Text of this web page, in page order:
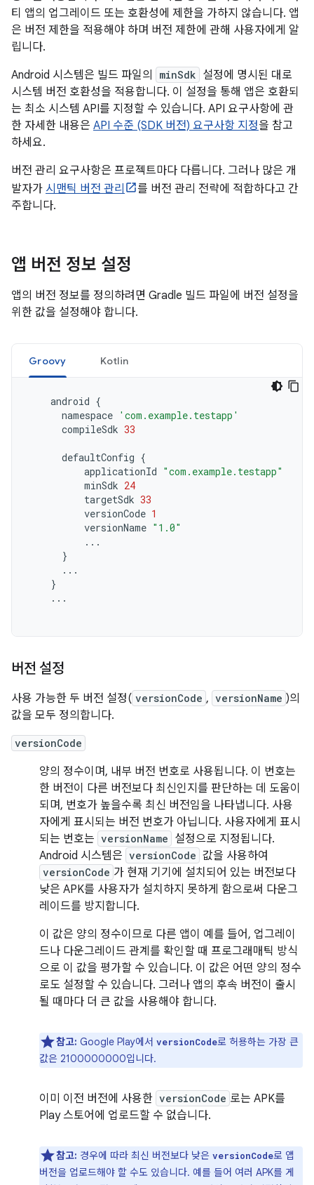
티 앱의 업그레이드 또는 호환성에 제한을 가하지 않습니다. 앱
은 버전 제한을 적용해야 하며 버전 제한에 관해 사용자에게 알
립니다.
Android 시스템은 빌드 파일의
minSdk 설정에 명시된 대로
시스템 버전 호환성을 적용합니다. 이 설정을 통해 앱은 호환되
는 최소 시스템 API를 지정할 수 있습니다. API 요구사항에 관
한 자세한 내용은 API 수준 (SDK 버전) 요구사항 지정을 참고
하세요.
버전 관리 요구사항은 프로젝트마다 다릅니다. 그러나 많은 개
발자가 시맨틱 버전 관리
를 버전 관리 전략에 적합하다고 간
주합니다.
앱 버전 정보 설정
앱의 버전 정보를 정의하려면 Gradle 빌드 파일에 버전 설정을
위한 값을 설정해야 합니다.
Groovy Kotlin
android {
namespace 'com.example.testapp'
compileSdk 33
defaultConfig {
applicationId "com.example.testapp"
minSdk 24
targetSdk 33
versionCode 1
versionName "1.0"
...
}
...
}
...
버전 설정
사용 가능한 두 버전 설정( versionCode , versionName )의
값을 모두 정의합니다.
versionCode
양의 정수이며, 내부 버전 번호로 사용됩니다. 이 번호는
한 버전이 다른 버전보다 최신인지를 판단하는 데 도움이
되며, 번호가 높을수록 최신 버전임을 나타냅니다. 사용
자에게 표시되는 버전 번호가 아닙니다. 사용자에게 표시
되는 번호는 versionName 설정으로 지정됩니다.
Android 시스템은 versionCode 값을 사용하여
versionCode 가 현재 기기에 설치되어 있는 버전보다
낮은 APK를 사용자가 설치하지 못하게 함으로써 다운그
레이드를 방지합니다.
이 값은 양의 정수이므로 다른 앱이 예를 들어, 업그레이
드나 다운그레이드 관계를 확인할 때 프로그래매틱 방식
으로 이 값을 평가할 수 있습니다. 이 값은 어떤 양의 정수
로도 설정할 수 있습니다. 그러나 앱의 후속 버전이 출시
될 때마다 더 큰 값을 사용해야 합니다.
참고: Google Play에서 versionCode로 허용하는 가장 큰
값은 2100000000입니다.
이미 이전 버전에 사용한 versionCode 로는 APK를
Play 스토어에 업로드할 수 없습니다.
참고: 경우에 따라 최신 버전보다 낮은 versionCode로 앱
버전을 업로드해야 할 수도 있습니다. 예를 들어 여러 APK를 게